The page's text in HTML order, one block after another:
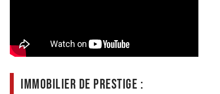
Immobilier de prestige :